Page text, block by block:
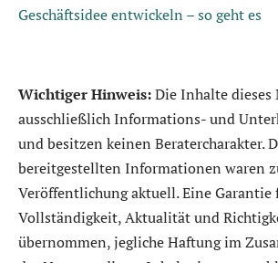
Geschäftsidee entwickeln – so geht es
Wichtiger Hinweis:Die Inhalte dieses
ausschließlich Informations- und
und besitzen keinen Beratercharakter.
bereitgestellten Informationen waren
Veröffentlichung aktuell. Eine Garantie
Vollständigkeit, Aktualität und
übernommen, jegliche Haftung im